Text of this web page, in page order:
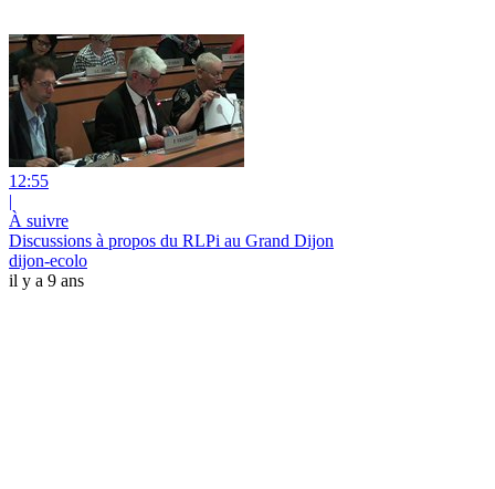
12:55
|
À suivre
Discussions à propos du RLPi au Grand Dijon
dijon-ecolo
il y a 9 ans